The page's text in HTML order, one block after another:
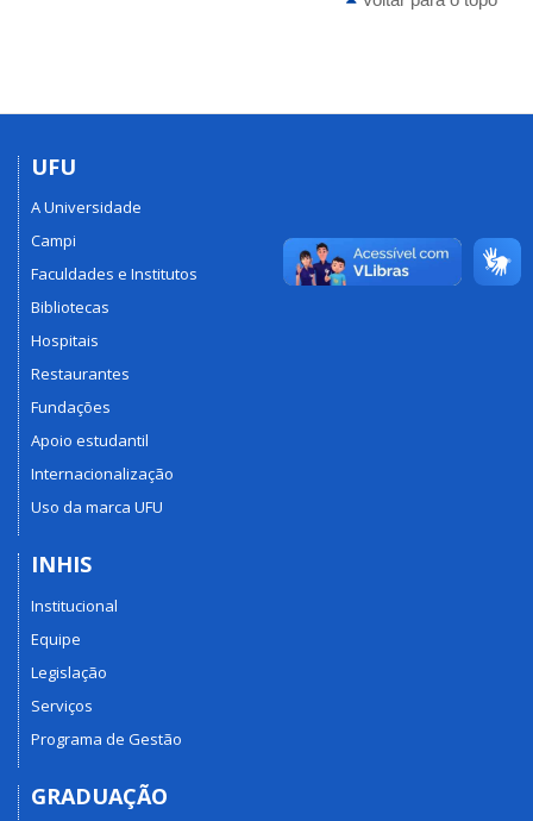
UFU
A Universidade
Campi
Faculdades e Institutos
Bibliotecas
Hospitais
Restaurantes
Fundações
Apoio estudantil
Internacionalização
Uso da marca UFU
INHIS
Institucional
Equipe
Legislação
Serviços
Programa de Gestão
GRADUAÇÃO